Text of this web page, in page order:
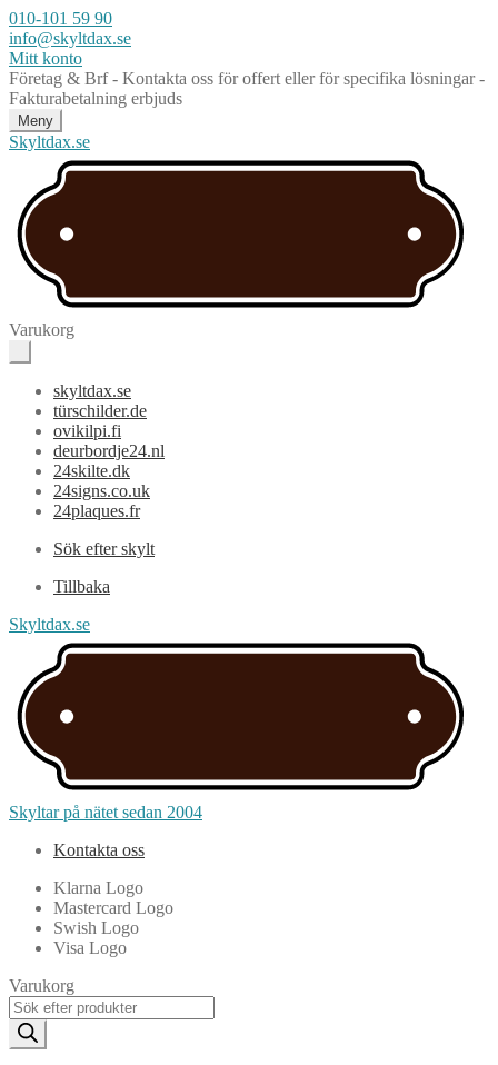
010-101 59 90
info@skyltdax.se
Mitt konto
Företag & Brf - Kontakta oss för offert eller för specifika lösningar -
Fakturabetalning erbjuds
Meny
Skyltdax.se
Varukorg
skyltdax.se
türschilder.de
ovikilpi.fi
deurbordje24.nl
24skilte.dk
24signs.co.uk
24plaques.fr
Sök efter skylt
Tillbaka
Skyltdax.se
Skyltar på nätet sedan 2004
Kontakta oss
Klarna Logo
Mastercard Logo
Swish Logo
Visa Logo
Varukorg
Products
search